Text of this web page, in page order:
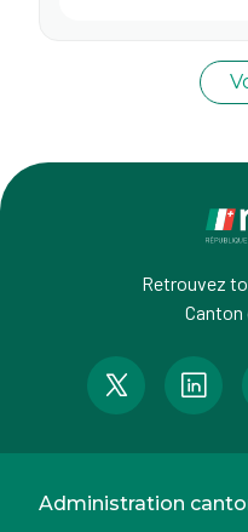
Retrouvez
Canton
Administration